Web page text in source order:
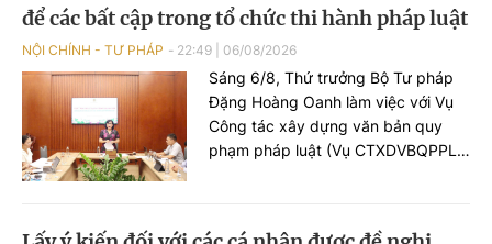
công tác thi hành án.
để các bất cập trong tổ chức thi hành pháp luật
NỘI CHÍNH - TƯ PHÁP 22:49 06/08/2026
Sáng 6/8, Thứ trưởng Bộ Tư pháp
Đặng Hoàng Oanh làm việc với Vụ
Công tác xây dựng văn bản quy
phạm pháp luật (Vụ CTXDVBQPPL)